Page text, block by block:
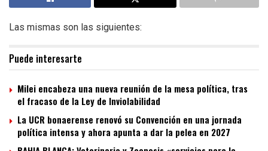
Las mismas son las siguientes:
Puede interesarte
Milei encabeza una nueva reunión de la mesa política, tras
el fracaso de la Ley de Inviolabilidad
La UCR bonaerense renovó su Convención en una jornada
política intensa y ahora apunta a dar la pelea en 2027